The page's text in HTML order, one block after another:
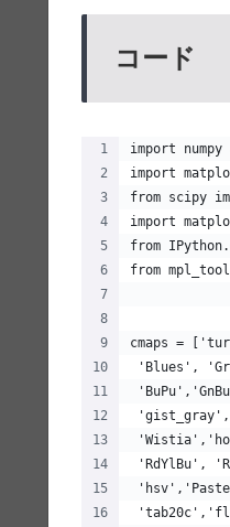
コード
import numpy
import
from scipy
import
from
from
cmaps =
'Blues',
'RdYlBu',